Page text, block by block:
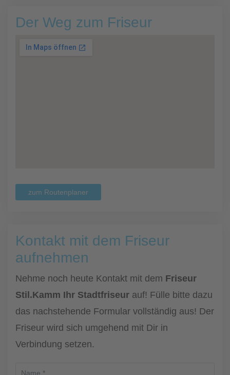
Der Weg zum Friseur
zum Routenplaner
Kontakt mit dem Friseur
aufnehmen
Nehme noch heute Kontakt mit dem Friseur
Stil.Kamm Ihr Stadtfriseur auf! Fülle bitte dazu
das nachstehende Formular vollständig aus! Der
Friseur wird sich umgehend mit Dir in
Verbindung setzen.